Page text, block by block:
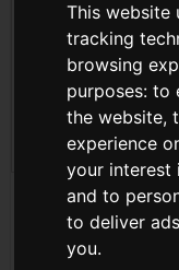
This website
tracking
browsing
purposes:to
the website,
experience
your interest
and to
to deliver
you.
Abrosz Csipesz
6db ** ( SP000216 )